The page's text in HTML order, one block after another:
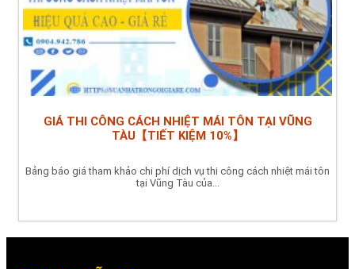
GIÁ THI CÔNG CÁCH NHIỆT MÁI TÔN TẠI VŨNG
TÀU【TIẾT KIỆM 10%】
Bảng báo giá tham khảo chi phí dịch vụ thi công cách nhiệt mái tôn
tại Vũng Tàu của...